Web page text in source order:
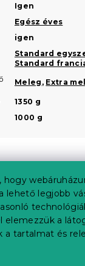
hogy
lehető legjobb
elemezzük a
a tartalmat és
Igen
Egész éves
igen
Standard
Standard
Meleg , Extra
1350 g
1000 g
Ön